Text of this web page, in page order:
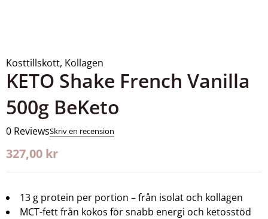
Kosttillskott, Kollagen
KETO Shake French Vanilla
500g BeKeto
0 ReviewsSkriv en recension
327,00 kr
13 g protein per portion – från isolat och kollagen
MCT-fett från kokos för snabb energi och ketosstöd